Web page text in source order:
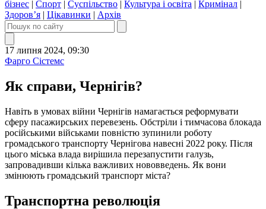
бізнес | Спорт | Суспільство | Культура і освіта | Кримінал |
Здоров’я | Цікавинки | Архів
17 липня 2024, 09:30
Фарго Сістемс
Як справи, Чернігів?
Навіть в умовах війни Чернігів намагається реформувати
сферу пасажирських перевезень. Обстріли і тимчасова блокада
російськими військами повністю зупинили роботу
громадського транспорту Чернігова навесні 2022 року. Після
цього міська влада вирішила перезапустити галузь,
запровадивши кілька важливих нововведень. Як вони
змінюють громадський транспорт міста?
Транспортна революція